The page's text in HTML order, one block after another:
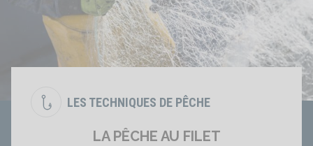
LES TECHNIQUES DE PÊCHE
LA PÊCHE AU FILET